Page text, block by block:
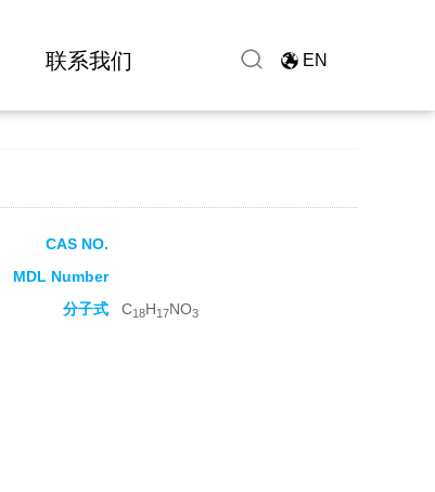
联系我们 EN
CAS NO.
MDL Number
分子式 C18H17NO3